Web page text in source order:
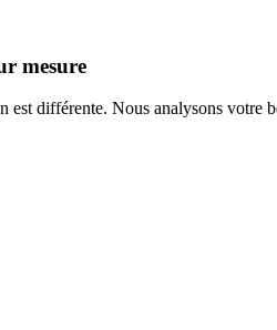
mesure
est différente. Nous analysons votre